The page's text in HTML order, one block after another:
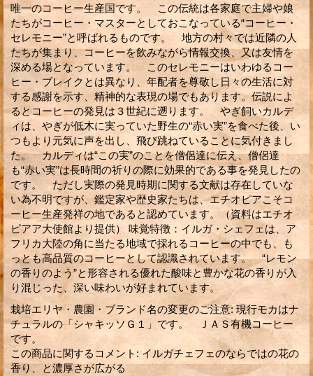
唯一のコーヒー生産国です。 この伝統は各家庭で主婦や娘
たちがコーヒー・マスターとしておこなっている“コーヒー・
セレモニー”と呼ばれるものです。 地方の村々では近隣の人
たちが集まり、コーヒーを飲みながら情報交換、又は友情を
深める場となっています。 このセレモニーはいわゆるコー
ヒー・ブレイクとは異なり、年配者を尊敬し日々の生活に対
する感謝を示す、精神的な表現の場でもあります。伝説によ
るとコーヒーの発見は３世紀に遡ります。 やぎ飼いカルデ
ィは、やぎが低木に実っていた野生の“赤い実”を食べた後、い
つもより元気に声を出し、飛び跳ねていることに気付きまし
た。 カルディは“この実”のことを僧侶達に伝え、僧侶達
も“赤い実”は長時間の祈りの際に効果的である事を発見したの
です。 ただし実際の発見時期に関する文献は存在していな
い為不明ですが、鑑定家や歴史家たちは、エチオピアこそコ
ーヒー生産発祥の地であると認めています。（資料はエチオ
ピアア大使館より提供） 味覚特徴：イルガ・シェフェは、ア
フリカ大陸の角に当たる地域で採れるコーヒーの中でも、も
っとも高品質のコーヒーとして認識されています。 “レモン
の香りのよう”と形容される優れた酸味と豊かな花の香りが入
り混じった、深い味わいが好まれています。
栽培エリヤ・農園・ブランド名の変更のご注意: 現行モカはナ
チュラルの「シャキッソＧ１」です。 ＪＡＳ有機コーヒー
です。
この商品に関するコメント : イルガチェフェのならではの花の
香り、と濃厚さが広がる